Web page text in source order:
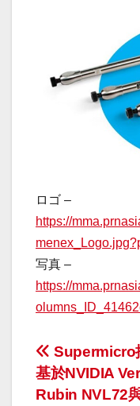
ロゴ –
https://
写真 –
https://
投
稿
Supermicro
基於NVIDIA
Rubin NVL72